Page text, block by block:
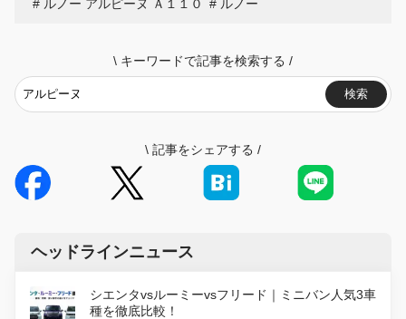
ルノー アルピーヌ Ａ１１０ ルノー
\ キーワードで記事を検索する /
検索
\ 記事をシェアする /
ヘッドラインニュース
シエンタvsルーミーvsフリード｜ミニバン人気3車
種を徹底比較！